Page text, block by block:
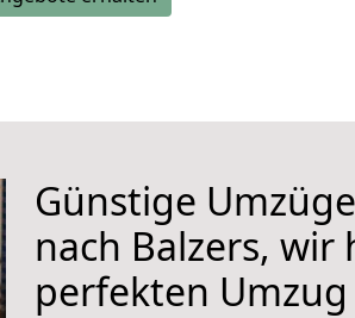
Günstige
nach Balzers,
perfekten Umzug